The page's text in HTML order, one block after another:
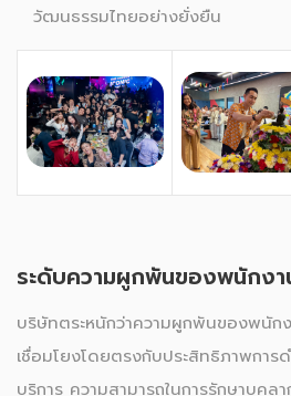
วัฒนธรรมไทยอย่างยั่งยืน
ระดับความผูกพันของพนักงา
บริษัทตระหนักว่าความผูกพันของพนัก
เชื่อมโยงโดยตรงกับประสิทธิภาพการ
บริการ ความสามารถในการรักษาบุคล